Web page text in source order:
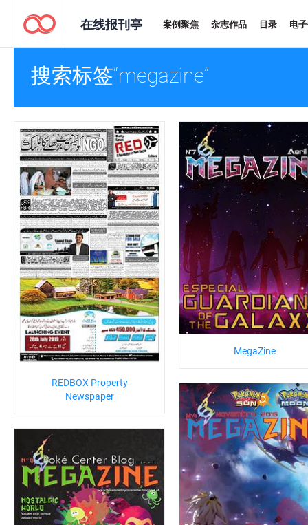
在线报刊亭 案例聚焦 杂志作品 目录 电
搜索标签“megazine”
REDBOX Property
Newspaper
MegaZine